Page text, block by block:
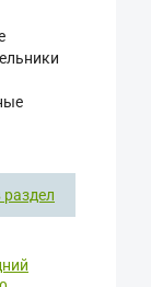
раздел